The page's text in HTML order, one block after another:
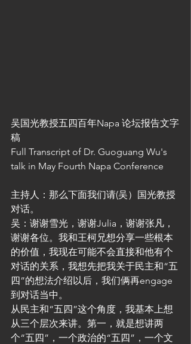
吴国光教授五四百年Napa 论坛报告文字
稿
Full Transcript of Dr. Guoguang Wu's
talk in May Fourth Napa Conference
主持人：那么下面我们请(吴）国光教授
对话。
吴：谢谢雪光，谢谢Julia，谢谢张凡，
谢谢各位。我和王柯兄想分享一些根本
的价值，我现在可能不会直接和他有个
对话的关系，我想先把我关于民主和“五
四”的想法介绍以后，我们俩再engage
到对话当中。
从民主和“五四”这个角度，我基本上想
从三个层次来讲。第一，就是想讲两
个“五四”，一个政治的“五四”，一个文